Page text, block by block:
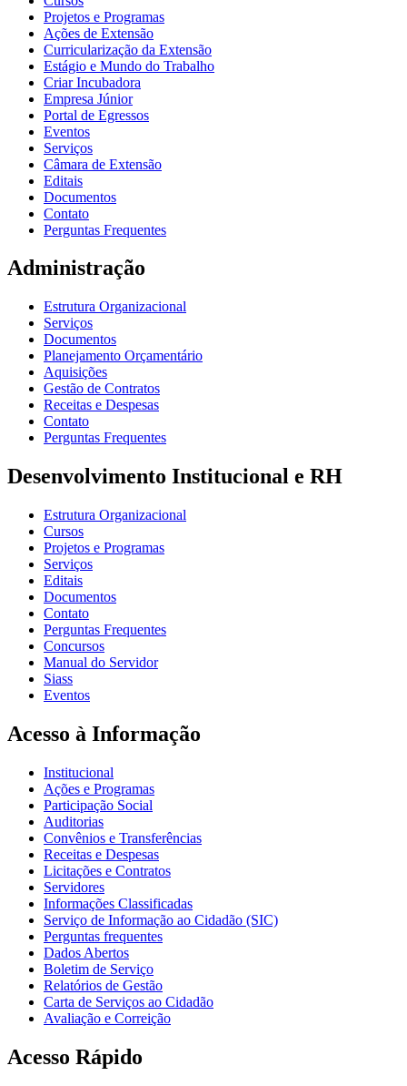
Projetos e Programas
Ações de Extensão
Curricularização da Extensão
Estágio e Mundo do Trabalho
Criar Incubadora
Empresa Júnior
Portal de Egressos
Eventos
Serviços
Câmara de Extensão
Editais
Documentos
Contato
Perguntas Frequentes
Administração
Estrutura Organizacional
Serviços
Documentos
Planejamento Orçamentário
Aquisições
Gestão de Contratos
Receitas e Despesas
Contato
Perguntas Frequentes
Desenvolvimento Institucional e RH
Estrutura Organizacional
Cursos
Projetos e Programas
Serviços
Editais
Documentos
Contato
Perguntas Frequentes
Concursos
Manual do Servidor
Siass
Eventos
Acesso à Informação
Institucional
Ações e Programas
Participação Social
Auditorias
Convênios e Transferências
Receitas e Despesas
Licitações e Contratos
Servidores
Informações Classificadas
Serviço de Informação ao Cidadão (SIC)
Perguntas frequentes
Dados Abertos
Boletim de Serviço
Relatórios de Gestão
Carta de Serviços ao Cidadão
Avaliação e Correição
Acesso Rápido